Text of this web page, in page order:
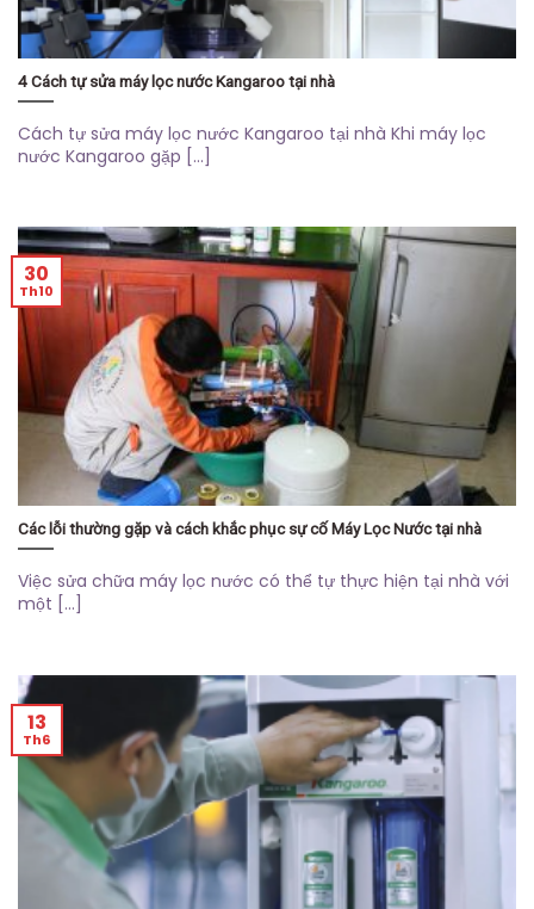
4 Cách tự sửa máy lọc nước Kangaroo tại nhà
Cách tự sửa máy lọc nước Kangaroo tại nhà Khi máy lọc
nước Kangaroo gặp [...]
Các lỗi thường gặp và cách khắc phục sự cố Máy Lọc Nước tại nhà
Việc sửa chữa máy lọc nước có thể tự thực hiện tại nhà với
một [...]
30
Th10
13
Th6